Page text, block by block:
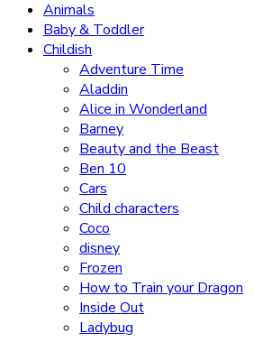
Animals
Baby & Toddler
Childish
Adventure Time
Aladdin
Alice in Wonderland
Barney
Beauty and the Beast
Ben 10
Cars
Child characters
Coco
disney
Frozen
How to Train your Dragon
Inside Out
Ladybug